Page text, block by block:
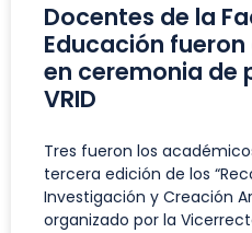
Docentes de la
Educación
en ceremonia de
VRID
Tres fueron los
tercera edición de los
Investigación y Creación
organizado por la